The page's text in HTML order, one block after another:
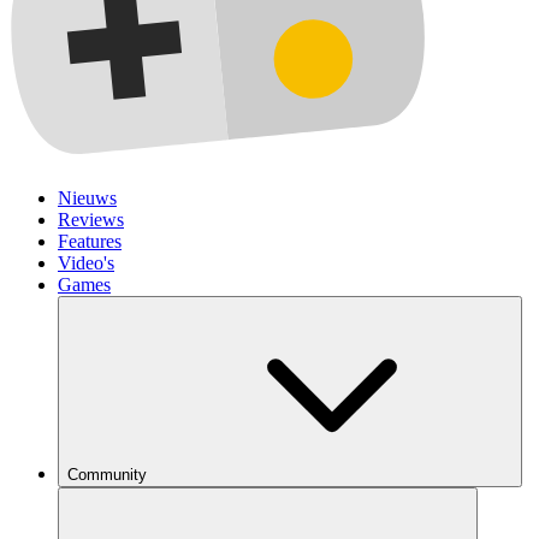
Nieuws
Reviews
Features
Video's
Games
Community